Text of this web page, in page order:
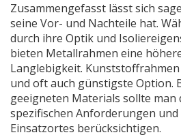
Zusammengefasst lässt sich
seine Vor- und Nachteile hat.
durch ihre Optik und
bieten Metallrahmen eine
Langlebigkeit.
und oft auch günstigste Option.
geeigneten Materials sollte man
spezifischen Anforderungen
Einsatzortes berücksichtigen.